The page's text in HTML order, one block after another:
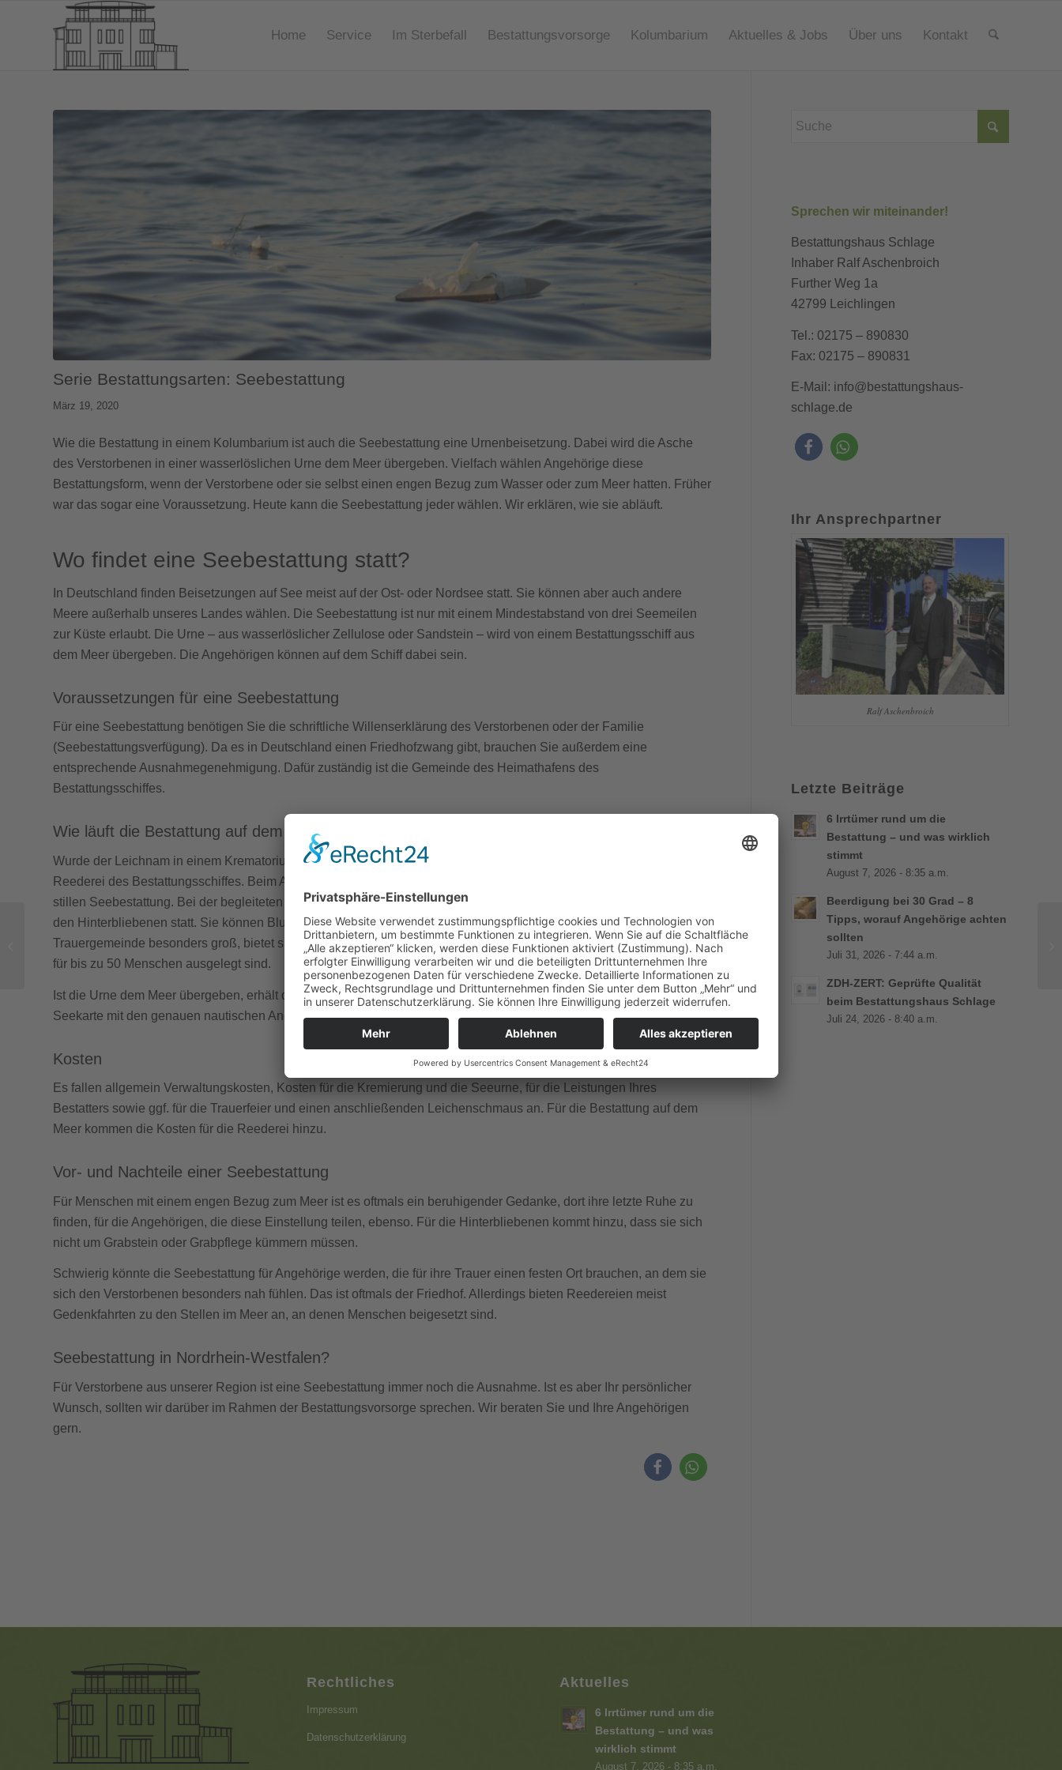
Home Service Im Sterbefall Bestattungsvorsorge Kolumbarium Aktuelles & Jobs Über uns Kontakt
Serie Bestattungsarten: Seebestattung
März 19, 2020
Wie die Bestattung in einem Kolumbarium ist auch die Seebestattung eine Urnenbeisetzung. Dabei wird die Asche
des Verstorbenen in einer wasserlöslichen Urne dem Meer übergeben. Vielfach wählen Angehörige diese
Bestattungsform, wenn der Verstorbene oder sie selbst einen engen Bezug zum Wasser oder zum Meer hatten. Früher
war das sogar eine Voraussetzung. Heute kann die Seebestattung jeder wählen. Wir erklären, wie sie abläuft.
Wo findet eine Seebestattung statt?
In Deutschland finden Beisetzungen auf See meist auf der Ost- oder Nordsee statt. Sie können aber auch andere
Meere außerhalb unseres Landes wählen. Die Seebestattung ist nur mit einem Mindestabstand von drei Seemeilen
zur Küste erlaubt. Die Urne – aus wasserlöslicher Zellulose oder Sandstein – wird von einem Bestattungsschiff aus
dem Meer übergeben. Die Angehörigen können auf dem Schiff dabei sein.
Voraussetzungen für eine Seebestattung
Für eine Seebestattung benötigen Sie die schriftliche Willenserklärung des Verstorbenen oder der Familie
(Seebestattungsverfügung). Da es in Deutschland einen Friedhofzwang gibt, brauchen Sie außerdem eine
entsprechende Ausnahmegenehmigung. Dafür zuständig ist die Gemeinde des Heimathafens des
Bestattungsschiffes.
Wie läuft die Bestattung auf dem Meer ab?
Wurde der Leichnam in einem Krematorium eingeäschert, übergeben wir als Ihr Bestatter vor Ort die Urne an die
Reederei des Bestattungsschiffes. Beim Ablauf haben die Angehörigen die Wahl zwischen einer begleiteten und einer
stillen Seebestattung. Bei der begleiteten Beisetzung findet meist auf dem Schiff eine Trauerfeier mit dem Kapitän und
den Hinterbliebenen statt. Sie können Blumen und Blüten aufs Meer werfen, allerdings keine Kränze. Ist die
Trauergemeinde besonders groß, bietet sich eine Trauerfeier an Land an, da die Bestattungsschiffe in der Regel nur
für bis zu 50 Menschen ausgelegt sind.
Ist die Urne dem Meer übergeben, erhält die Familie einen Auszug aus dem Schiffstagebuch, außerdem eine
Seekarte mit den genauen nautischen Angaben des Bestattungsortes.
Kosten
Es fallen allgemein Verwaltungskosten, Kosten für die Kremierung und die Seeurne, für die Leistungen Ihres
Bestatters sowie ggf. für die Trauerfeier und einen anschließenden Leichenschmaus an. Für die Bestattung auf dem
Meer kommen die Kosten für die Reederei hinzu.
Vor- und Nachteile einer Seebestattung
Für Menschen mit einem engen Bezug zum Meer ist es oftmals ein beruhigender Gedanke, dort ihre letzte Ruhe zu
finden, für die Angehörigen, die diese Einstellung teilen, ebenso. Für die Hinterbliebenen kommt hinzu, dass sie sich
nicht um Grabstein oder Grabpflege kümmern müssen.
Schwierig könnte die Seebestattung für Angehörige werden, die für ihre Trauer einen festen Ort brauchen, an dem sie
sich den Verstorbenen besonders nah fühlen. Das ist oftmals der Friedhof. Allerdings bieten Reedereien meist
Gedenkfahrten zu den Stellen im Meer an, an denen Menschen beigesetzt sind.
Seebestattung in Nordrhein-Westfalen?
Für Verstorbene aus unserer Region ist eine Seebestattung immer noch die Ausnahme. Ist es aber Ihr persönlicher
Wunsch, sollten wir darüber im Rahmen der Bestattungsvorsorge sprechen. Wir beraten Sie und Ihre Angehörigen
gern.
Sprechen wir miteinander!
Bestattungshaus Schlage
Inhaber Ralf Aschenbroich
Further Weg 1a
42799 Leichlingen
Tel.: 02175 – 890830
Fax: 02175 – 890831
E-Mail: info@bestattungshaus-
schlage.de
Ihr Ansprechpartner
Ralf Aschenbroich
Letzte Beiträge
6 Irrtümer rund um die
Bestattung – und was wirklich
stimmt
August 7, 2026 - 8:35 a.m.
Beerdigung bei 30 Grad – 8
Tipps, worauf Angehörige achten
sollten
Juli 31, 2026 - 7:44 a.m.
ZDH-ZERT: Geprüfte Qualität
beim Bestattungshaus Schlage
Juli 24, 2026 - 8:40 a.m.
Rechtliches
Impressum
Datenschutzerklärung
Aktuelles
6 Irrtümer rund um die
Bestattung – und was
wirklich stimmt
August 7, 2026 - 8:35 a.m.
Bestattungsarten in Deutschland